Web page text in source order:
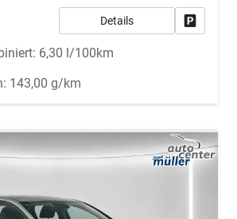
Details
6,30 l/100km
143,00 g/km